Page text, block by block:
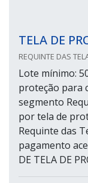
TELA DE
REQUINTE DAS
Lote mínimo:
proteção para
segmento
por tela de
Requinte das
pagamento
DE TELA DE